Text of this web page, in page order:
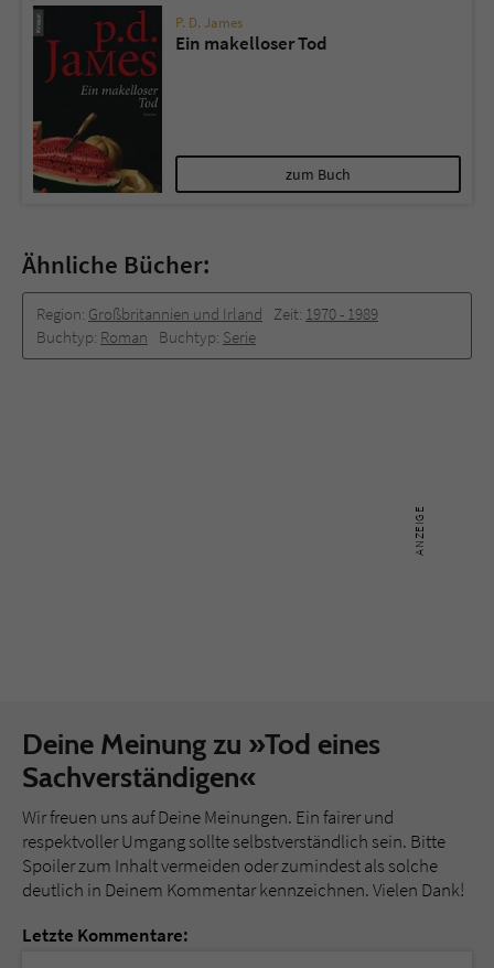
P. D. James
Ein makelloser Tod
zum Buch
Ähnliche Bücher:
Region: Großbritannien und Irland Zeit: 1970 -­ 1989
Buchtyp: Roman Buchtyp: Serie
Deine Meinung zu »Tod eines
Sachverständigen«
Wir freuen uns auf Deine Meinungen. Ein fairer und
respektvoller Umgang sollte selbstverständlich sein. Bitte
Spoiler zum Inhalt vermeiden oder zumindest als solche
deutlich in Deinem Kommentar kennzeichnen. Vielen Dank!
Letzte Kommentare: